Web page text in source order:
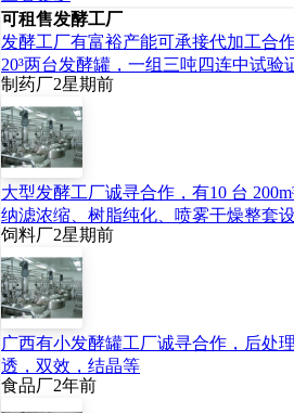
可租售发酵工厂
发酵工厂有富裕产能可承接代加工合
20³两台发酵罐，一组三吨四连中试验
制药厂2星期前
大型发酵工厂诚寻合作，有10 台
纳滤浓缩、树脂纯化、喷雾干燥整套
饲料厂2星期前
广西有小发酵罐工厂诚寻合作，后处
透，双效，结晶等
食品厂2年前